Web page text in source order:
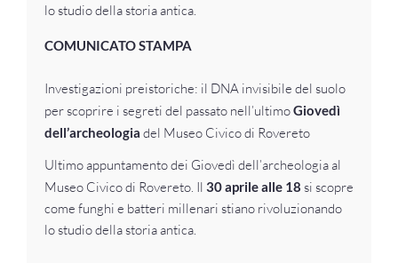
lo studio della storia antica.
COMUNICATO STAMPA
Investigazioni preistoriche: il DNA invisibile del suolo
per scoprire i segreti del passato nell’ultimoGiovedì
dell’archeologia del Museo Civico di Rovereto
Ultimo appuntamento dei Giovedì dell’archeologia al
Museo Civico di Rovereto. Il 30 aprile alle 18 si scopre
come funghi e batteri millenari stiano rivoluzionando
lo studio della storia antica.